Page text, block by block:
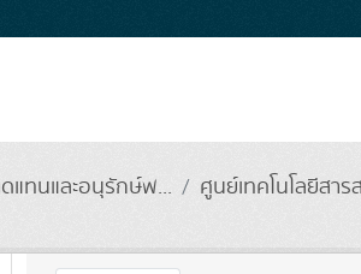
ทนและอนุรักษ์พ... ศูนย์เทคโนโลยีสา